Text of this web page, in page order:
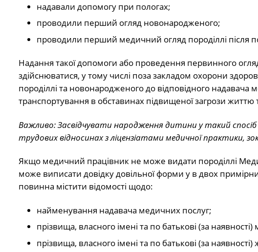
надавали допомогу при пологах;
проводили перший огляд новонародженого;
проводили перший медичний огляд породіллі після
Надання такої допомоги або проведення первинного
здійснюватися, у тому числі поза закладом охорони
породіллі та новонародженого до відповідного надавача
транспортування в обставинах підвищеної загрози життю
Важливо: Засвідчувати народження дитини у такий спосіб
трудових відносинах з ліцензіатами медичної практики,
Якщо медичний працівник не може видати породіллі
може виписати довідку довільної форми у в двох
повинна містити відомості щодо:
найменування надавача медичних послуг;
прізвища, власного імені та по батькові (за
прізвища, власного імені та по батькові (за